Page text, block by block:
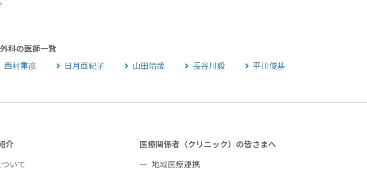
科の医師一覧
西村重彦 日月亜紀子 山田靖哉 長谷川毅 平川俊基
介
いて
医療関係者（クリニック）の皆さまへ
地域医療連携